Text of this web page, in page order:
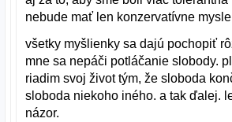
nebude mať len konzervatívne
všetky myšlienky sa dajú pochopiť
mne sa nepáči potláčanie slobody.
riadim svoj život tým, že sloboda
sloboda niekoho iného. a tak ďalej.
názor.